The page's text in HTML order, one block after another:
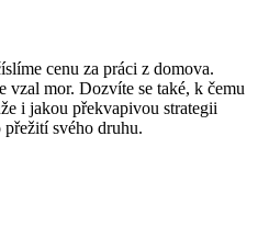
cenu za práci z domova.
vzal mor. Dozvíte se také, k čemu
i jakou překvapivou strategii
svého druhu.